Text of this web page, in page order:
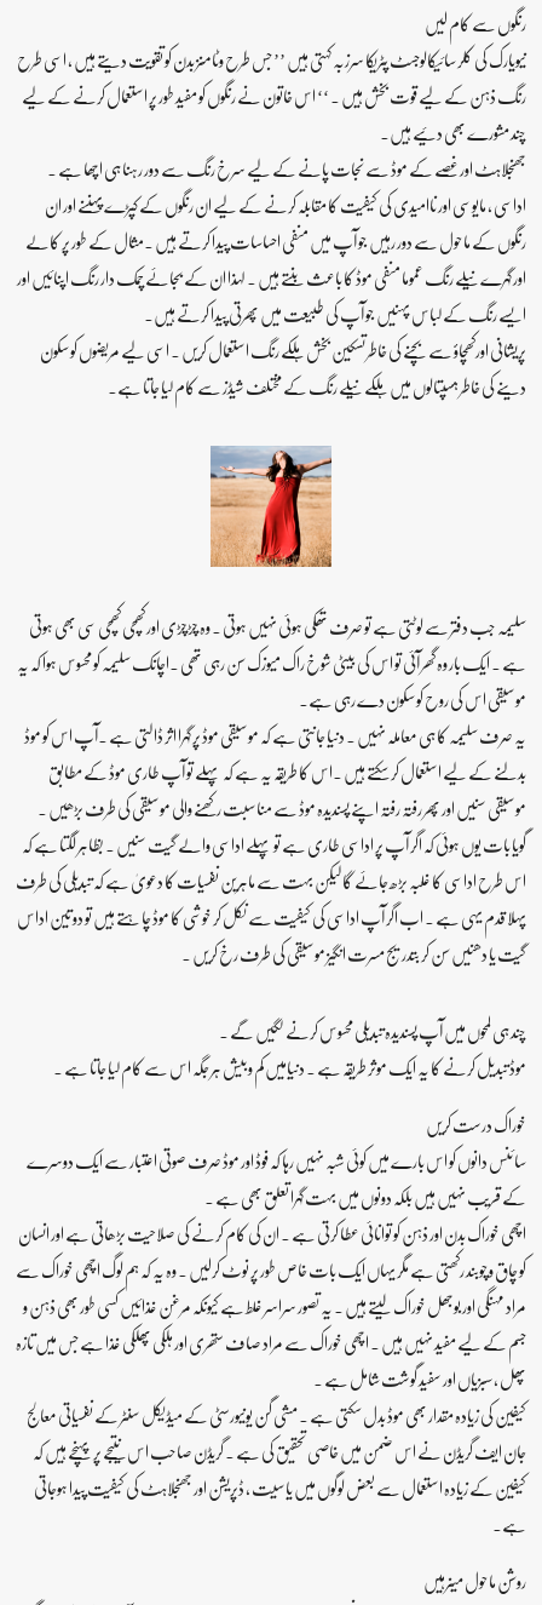
رنگوں سے کام لیں
نیویارک کی کلر سائیکالوجسٹ پٹریکا سرزبہ کہتی ہیں ’’ جس طرح وٹامنز بدن کو تقویت دیتے ہیں ، اسی طرح
رنگ ذہن کے لیے قوت بخش ہیں ۔ ‘‘ اس خاتون نے رنگوں کو مفید طور پر استعمال کرنے کے لیے
چند مشورے بھی دئیے ہیں۔
جھنجلاہٹ اور غصے کے موڈ سے نجات پانے کے لیے سرخ رنگ سے دور رہنا ہی اچھا ہے ۔
اداسی ، مایوسی اور ناامیدی کی کیفیت کا مقابلہ کرنے کے لیے ان رنگوں کے کپڑے پہننے اور ان
رنگوں کے ماحول سے دور رہیں جو آپ میں منفی احساسات پیدا کرتے ہیں ۔مثال کے طور پر کالے
اور گہرے نیلے رنگ عموما منفی موڈ کا باعث بنتے ہیں ۔ لہذا ان کے بجائے چمک دار رنگ اپنائیں اور
ایسے رنگ کے لباس پہنیں جو آپ کی طبیعت میں پھرتی پیدا کرتے ہیں۔
پریشانی اورکھچاؤ سے بچنے کی خاطر تسکین بخش ہلکے رنگ استعمال کریں ۔ اسی لیے مریضوں کو سکون
دینے کی خاطر ہسپتالوں میں ہلکے نیلے رنگ کے مختلف شیڈز سے کام لیا جاتا ہے۔
سلیمہ جب دفتر سے لوٹتی ہے تو صرف تھکی ہوئی نہیں ہوتی ۔ وہ چڑچڑی اور کھچی کھچی سی بھی ہوتی
ہے ۔ ایک بار وہ گھر آئی تو اس کی بیٹی شوخ راک میوزک سن رہی تھی ۔اچانک سلیمہ کو محسوس ہوا کہ یہ
موسیقی اس کی روح کو سکون دے رہی ہے۔
یہ صرف سلیمہ کا ہی معاملہ نہیں ۔ دنیا جانتی ہے کہ موسیقی موڈ پر گہرا اثر ڈالتی ہے ۔آپ اس کو موڈ
بدلنے کے لیے استعمال کر سکتے ہیں ۔اس کا طریقہ یہ ہے کہ پہلے تو آپ طاری موڈ کے مطابق
موسیقی سنیں اور پھر رفتہ رفتہ اپنے پسندیدہ موڈ سے مناسبت رکھنے والی موسیقی کی طرف بڑھیں ۔
گویا بات یوں ہوئی کہ اگر آپ پر اداسی طاری ہے تو پہلے اداسی والے گیت سنیں ۔ بظاہر لگتا ہے کہ
اس طرح اداسی کا غلبہ بڑھ جائے گا لیکن بہت سے ماہرین نفسیات کا دعویٰ ہے کہ تبدیلی کی طرف
پہلا قدم یہی ہے ۔ اب اگر آپ اداسی کی کیفیت سے نکل کر خوشی کا موڈ چاہتے ہیں تو دو تین اداس
گیت یا دھنیں سن کر بتدریج مسرت انگیز موسیقی کی طرف رخ کریں ۔
چند ہی لمحوں میں آپ پسندیدہ تبدیلی محسوس کرنے لگیں گے ۔
موڈ تبدیل کرنے کا یہ ایک موثر طریقہ ہے ۔ دنیامیں کم وبیش ہر جگہ اس سے کام لیا جاتا ہے ۔
خوراک درست کریں
سائنس دانوں کو اس بارے میں کوئی شبہ نہیں رہا کہ فوڈ اور موڈ صرف صوتی اعتبار سے ایک دوسرے
کے قریب نہیں ہیں بلکہ دونوں میں بہت گہرا تعلق بھی ہے ۔
اچھی خوراک بدن اور ذہن کو توانائی عطا کرتی ہے ۔ ان کی کام کرنے کی صلاحیت بڑھاتی ہے اور انسان
کو چاق وچوبند رکھتی ہے مگر یہاں ایک بات خاص طور پر نوٹ کرلیں ۔ وہ یہ کہ ہم لوگ اچھی خوراک سے
مراد مہنگی اور بوجھل خوراک لیتے ہیں ۔ یہ تصور سراسر غلط ہے کیونکہ مرغن غذائیں کسی طور بھی ذہن و
جسم کے لیے مفید نہیں ہیں ۔ اچھی خوراک سے مراد صاف ستھری اور ہلکی پھلکی غذا ہے جس میں تازہ
پھل ، سبزیاں اور سفید گوشت شامل ہے ۔
کیفین کی زیادہ مقدار بھی موڈ بدل سکتی ہے ۔ مشی گن یونیورسٹی کے میڈیکل سنٹر کے نفسیاتی معالج
جان ایف گریڈن نے اس ضمن میں خاصی تحقیق کی ہے ۔ گریڈن صاحب اس نتیجے پر پہنچے ہیں کہ
کیفین کے زیادہ استعمال سے بعض لوگوں میں یاسیت ، ڈپریشن اور جھنجلاہٹ کی کیفیت پیدا ہوجاتی
ہے۔
روشن ماحول میںرہیں